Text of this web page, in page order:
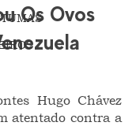
Os Ovos
atentado contra a